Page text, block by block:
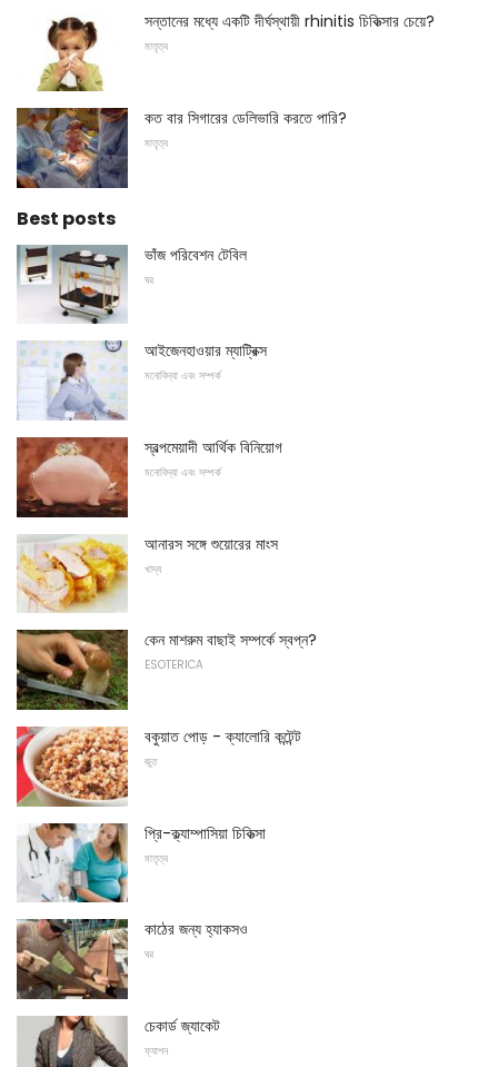
সন্তানের মধ্যে একটি দীর্ঘস্থায়ী rhinitis চিকিত্সার চেয়ে?
মাতৃত্ব
কত বার সিগারের ডেলিভারি করতে পারি?
মাতৃত্ব
Best posts
ভাঁজ পরিবেশন টেবিল
ঘর
আইজেনহাওয়ার ম্যাট্রিক্স
মনোবিদ্যা এবং সম্পর্ক
স্বল্পমেয়াদী আর্থিক বিনিয়োগ
মনোবিদ্যা এবং সম্পর্ক
আনারস সঙ্গে শুয়োরের মাংস
খাদ্য
কেন মাশরুম বাছাই সম্পর্কে স্বপ্ন?
ESOTERICA
বকুয়াত পোড় - ক্যালোরি কন্টেন্ট
জুত
প্রি-ক্ল্যাম্পাসিয়া চিকিত্সা
মাতৃত্ব
কাঠের জন্য হ্যাকসও
ঘর
চেকার্ড জ্যাকেট
ফ্যাশন